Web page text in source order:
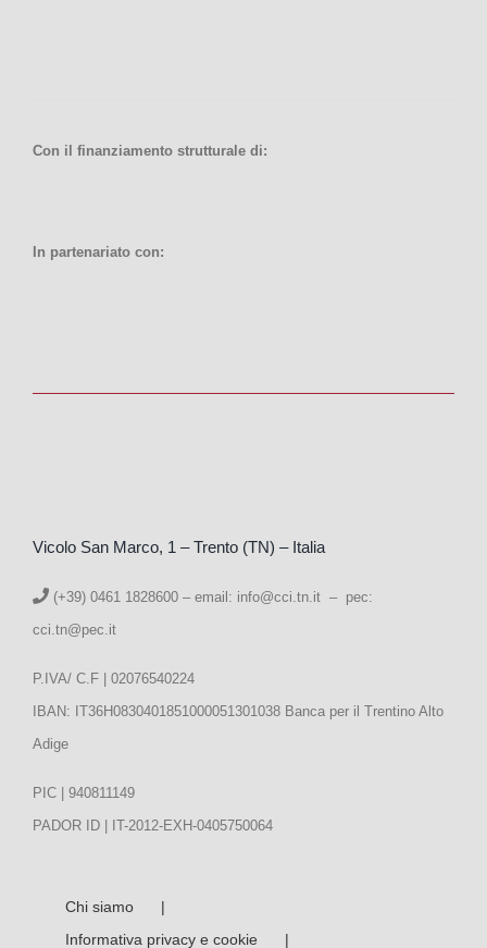
Con il finanziamento strutturale di:
In partenariato con:
Vicolo San Marco, 1 – Trento (TN) – Italia
(+39) 0461 1828600 – email: info@cci.tn.it – pec:
cci.tn@pec.it
P.IVA/ C.F | 02076540224
IBAN: IT36H0830401851000051301038 Banca per il Trentino Alto
Adige
PIC | 940811149
PADOR ID | IT-2012-EXH-0405750064
Chi siamo
Informativa privacy e cookie